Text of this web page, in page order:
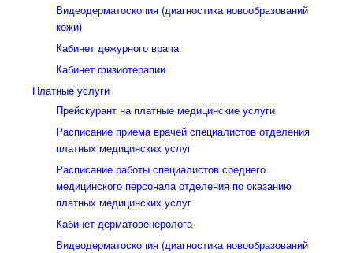
Видеодерматоскопия (диагностика новообразований
кожи)
Кабинет дежурного врача
Кабинет физиотерапии
Платные услуги
Прейскурант на платные медицинские услуги
Расписание приема врачей специалистов отделения
платных медицинских услуг
Расписание работы специалистов среднего
медицинского персонала отделения по оказанию
платных медицинских услуг
Кабинет дерматовенеролога
Видеодерматоскопия (диагностика новообразований